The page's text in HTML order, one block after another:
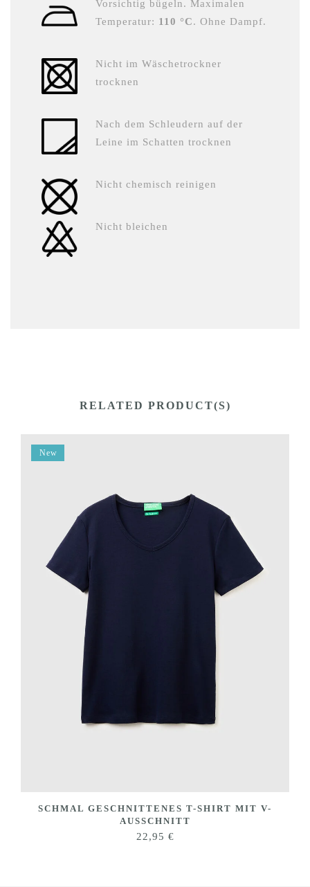
Vorsichtig bügeln. Maximalen
Temperatur: 110 °C. Ohne Dampf.
Nicht im Wäschetrockner
trocknen
Nach dem Schleudern auf der
Leine im Schatten trocknen
Nicht chemisch reinigen
Nicht bleichen
RELATED PRODUCT(S)
New
SCHMAL GESCHNITTENES T-SHIRT MIT V-
AUSSCHNITT
22,95 €